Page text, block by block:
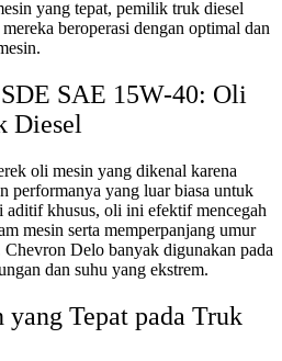
yang tepat, pemilik truk diesel
beroperasi dengan optimal dan
SAE 15W-40: Oli
Diesel
oli mesin yang dikenal karena
performanya yang luar biasa untuk
aditif khusus, oli ini efektif mencegah
mesin serta memperpanjang umur
Delo banyak digunakan pada
dan suhu yang ekstrem.
Tepat pada Truk